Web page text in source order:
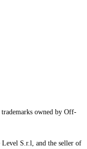
owned by Off-
Level S.r.l, and the seller of